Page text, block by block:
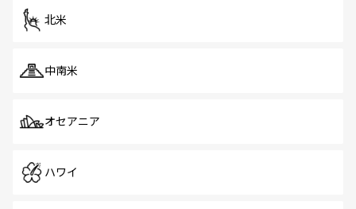
北米
中南米
オセアニア
ハワイ